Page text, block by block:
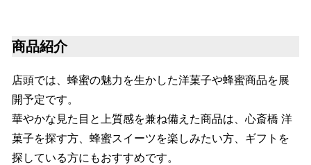
商品紹介
店頭では、蜂蜜の魅力を生かした洋菓子や蜂蜜商品を展
開予定です。
華やかな見た目と上質感を兼ね備えた商品は、心斎橋 洋
菓子を探す方、蜂蜜スイーツを楽しみたい方、ギフトを
探している方にもおすすめです。